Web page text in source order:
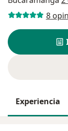
8
Experiencia